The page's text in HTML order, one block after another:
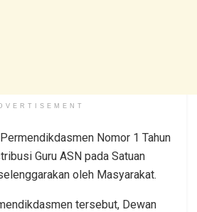
Nomor 1 Tahun
Guru ASN pada Satuan
oleh Masyarakat.
tersebut, Dewan